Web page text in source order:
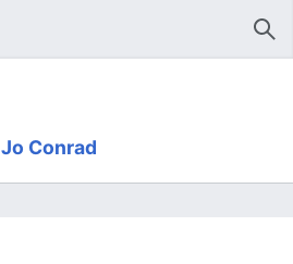
Jo Conrad